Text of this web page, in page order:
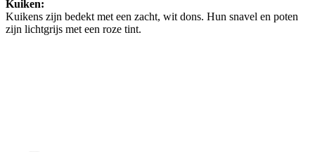
Kuiken:
Kuikens zijn bedekt met een zacht, wit dons. Hun snavel en poten
zijn lichtgrijs met een roze tint.